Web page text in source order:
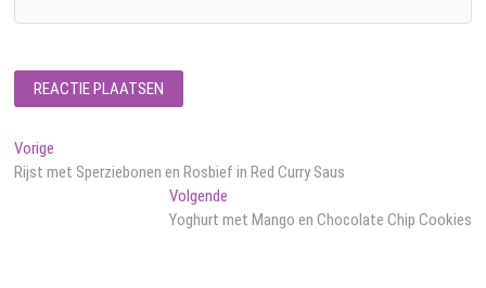
Bericht
navigatie
Vorige
bericht:
Rijst met Sperziebonen en Rosbief in Red Curry Saus
VolgendeVolgend
bericht:
Yoghurt met Mango en Chocolate Chip Cookies